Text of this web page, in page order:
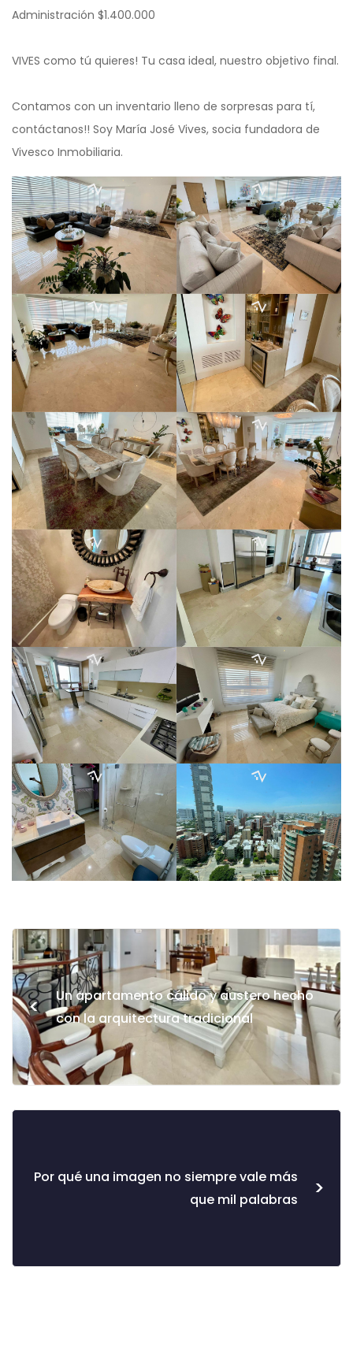
Administración $1.400.000
VIVES como tú quieres! Tu casa ideal, nuestro objetivo final.
Contamos con un inventario lleno de sorpresas para tí,
contáctanos!! Soy María José Vives, socia fundadora de
Vivesco Inmobiliaria.
<
Un apartamento cálido y austero hecho
con la arquitectura tradicional
Por qué una imagen no siempre vale más
que mil palabras
>